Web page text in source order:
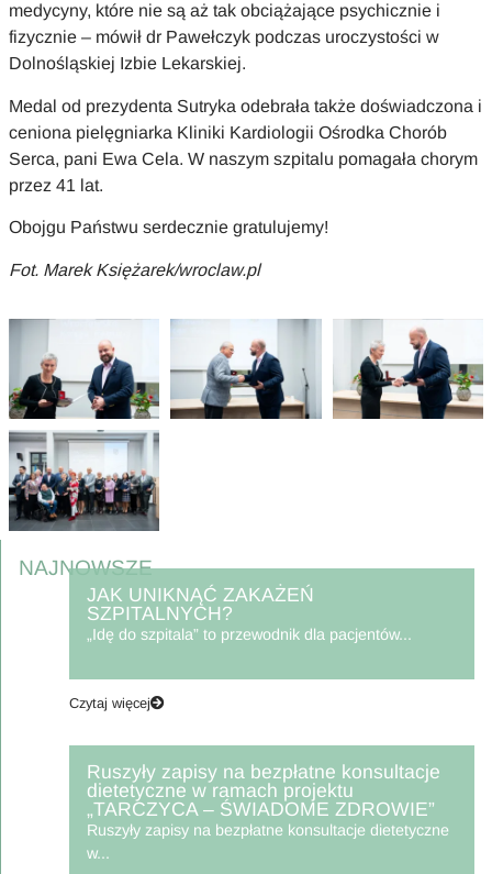
medycyny, które nie są aż tak obciążające psychicznie i
fizycznie – mówił dr Pawełczyk podczas uroczystości w
Dolnośląskiej Izbie Lekarskiej.
Medal od prezydenta Sutryka odebrała także doświadczona i
ceniona pielęgniarka Kliniki Kardiologii Ośrodka Chorób
Serca, pani Ewa Cela. W naszym szpitalu pomagała chorym
przez 41 lat.
Obojgu Państwu serdecznie gratulujemy!
Fot. Marek Księżarek/wroclaw.pl
NAJNOWSZE
JAK UNIKNĄĆ ZAKAŻEŃ
SZPITALNYCH?
„Idę do szpitala” to przewodnik dla pacjentów...
Czytaj więcej
Ruszyły zapisy na bezpłatne konsultacje
dietetyczne w ramach projektu
„TARCZYCA – ŚWIADOME ZDROWIE”
Ruszyły zapisy na bezpłatne konsultacje dietetyczne
w...